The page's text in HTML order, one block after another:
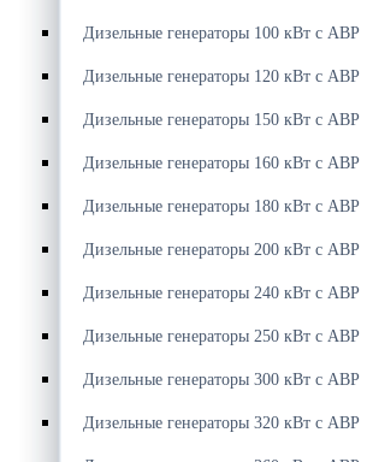
Дизельные генераторы 100 кВт с АВР
Дизельные генераторы 120 кВт с АВР
Дизельные генераторы 150 кВт с АВР
Дизельные генераторы 160 кВт с АВР
Дизельные генераторы 180 кВт с АВР
Дизельные генераторы 200 кВт с АВР
Дизельные генераторы 240 кВт с АВР
Дизельные генераторы 250 кВт с АВР
Дизельные генераторы 300 кВт с АВР
Дизельные генераторы 320 кВт с АВР